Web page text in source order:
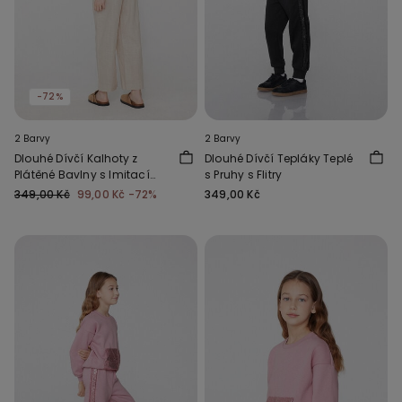
-72%
2 Barvy
Dlouhé Dívčí Kalhoty z
Plátěné Bavlny s Imitací
Lnu
349,00 Kč 99,00 Kč -72%
2 Barvy
Dlouhé Dívčí Tepláky Teplé
s Pruhy s Flitry
349,00 Kč